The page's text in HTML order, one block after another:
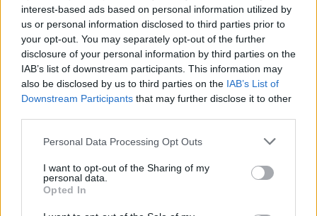
interest-based ads based on personal information utilized by
us or personal information disclosed to third parties prior to
your opt-out. You may separately opt-out of the further
disclosure of your personal information by third parties on the
IAB’s list of downstream participants. This information may
also be disclosed by us to third parties on the IAB’s List of
Downstream Participants that may further disclose it to other
Please note that this website/app uses one or more Google
not limited to your visit or usage behaviour. You may click to
grant or deny consent to Google and its third-party tags to
use your data for below specified purposes in below Google
consent section.
Personal Data Processing Opt Outs
I want to opt-out of the Sharing of my
personal data.
Opted In
ΑΙΧΜΕΣ: Και άλλες αποχωρήσεις και
άλλες συμφωνίες